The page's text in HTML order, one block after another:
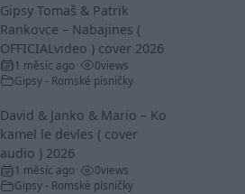
Gipsy Tomaš & Patrik
Rankovce – Nabajines (
OFFICIALvideo ) cover 2026
1 měsíc ago 0views
Gipsy - Romské písničky
David & Janko & Mario – Ko
kamel le devles ( cover
audio ) 2026
1 měsíc ago 0views
Gipsy - Romské písničky